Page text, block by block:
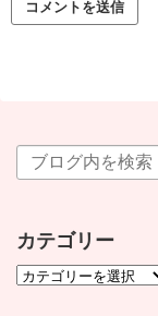
カテゴリー